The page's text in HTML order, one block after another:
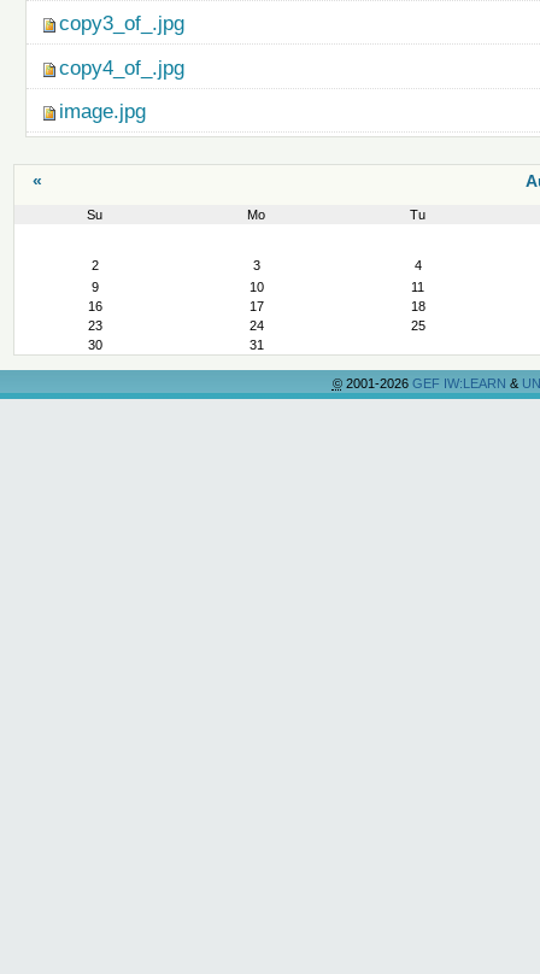
copy3_of_.jpg
copy4_of_.jpg
image.jpg
«
Su Mo Tu
2 3
4
9
10
11
16
17
18
23
24
25
30
31
©2001-2026 GEF IW:LEARN &